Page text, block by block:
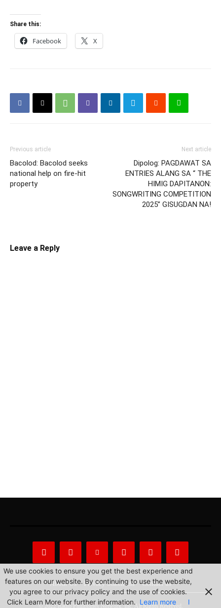
Share this:
Facebook X
Previous article
Bacolod: Bacolod seeks
national help on fire-hit
property
Next article
Dipolog: PAGDAWAT SA
ENTRIES ALANG SA “ THE
HIMIG DAPITANON:
SONGWRITING COMPETITION
2025” GISUGDAN NA!
Leave a Reply
About Us Privacy Statement Contact us
© 2022 Radio Philippines Network, Inc. All Rights Reserved.
We use cookies to ensure you get the best experience and
features on our website. By continuing to use the website,
you agree to our privacy policy and the use of cookies.
Click Learn More for further information. Learn more I